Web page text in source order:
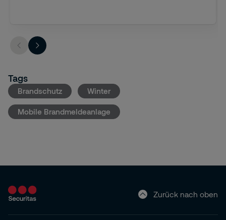
Tags
Brandschutz Winter
Mobile Brandmeldeanlage
Zurück nach oben